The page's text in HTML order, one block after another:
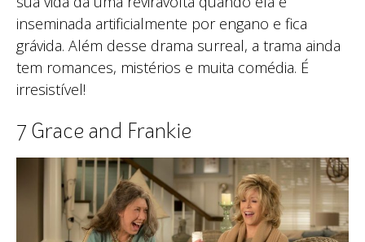
inseminada artificialmente por engano e fica
grávida. Além desse drama surreal, a trama ainda
tem romances, mistérios e muita comédia. É
irresistível!
7 Grace and Frankie